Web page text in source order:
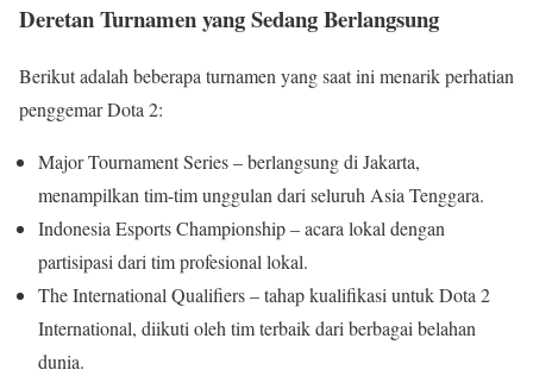
Deretan Turnamen yang Sedang Berlangsung
Berikut adalah beberapa turnamen yang saat ini menarik perhatian
penggemar Dota 2:
Major Tournament Series – berlangsung di Jakarta,
menampilkan tim-tim unggulan dari seluruh Asia Tenggara.
Indonesia Esports Championship – acara lokal dengan
partisipasi dari tim profesional lokal.
The International Qualifiers – tahap kualifikasi untuk Dota 2
International, diikuti oleh tim terbaik dari berbagai belahan
dunia.